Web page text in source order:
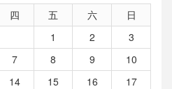
四 五 六
日
1
2
3
7 8 9
10
14 15 16
17